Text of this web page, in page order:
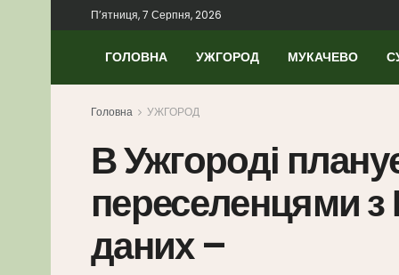
П’ятниця, 7 Серпня, 2026
ГОЛОВНА УЖГОРОД МУКАЧЕВО
Головна УЖГОРОД
В Ужгороді
переселенцями з
даних –